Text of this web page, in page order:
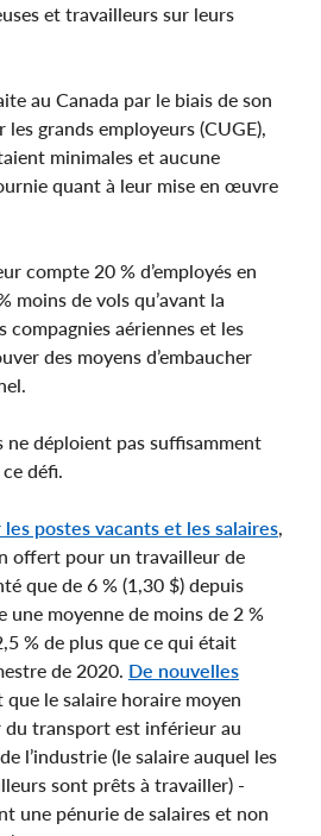
et travailleurs sur leurs
au Canada par le biais de son
grands employeurs (CUGE),
minimales et aucune
quant à leur mise en œuvre
compte 20 % d’employés en
moins de vols qu’avant la
compagnies aériennes et les
des moyens d’embaucher
ne déploient pas suffisamment
défi.
les postes vacants et les salaires
offert pour un travailleur de
que de 6 % (1,30 $) depuis
une moyenne de moins de 2 %
% de plus que ce qui était
de 2020. De nouvelles
que le salaire horaire moyen
transport est inférieur au
l’industrie (le salaire auquel les
sont prêts à travailler) -
une pénurie de salaires et non